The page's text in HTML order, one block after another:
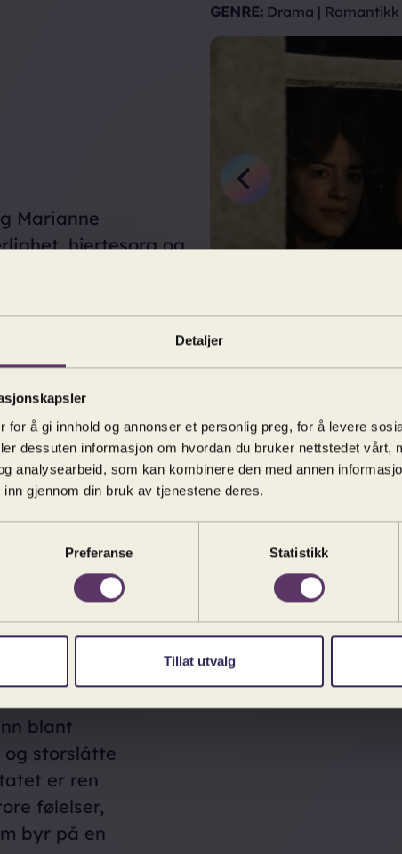
Detaljer
for å gi innhold og annonser et personlig preg, for å levere
dessuten informasjon om hvordan du bruker nettstedet vårt,
analysearbeid, som kan kombinere den med annen
gjennom din bruk av tjenestene deres.
Preferanse Statistikk
Tillat utvalg
Marianne
hjertesorg og
i vakre engelske
med Emma
igjen mye av
Jones, kjent fra
syngerog
Esmé Creed-
Outlander-stjernen
tre døtrene, mens
verste menneske)
Brandon –
som mange
til.
tolkning av
det klassiske
blant
og storslåtte
er ren
følelser,
byr på en
GENRE: Drama | Romantikk
Previous